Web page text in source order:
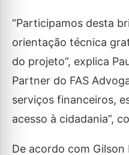
“Participamos desta
orientação técnica
do projeto”, explica
Partner do FAS
serviços financeiros,
acesso à cidadania”,
De acordo com